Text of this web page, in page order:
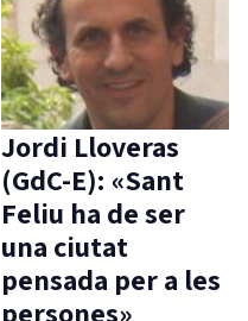
Jordi Lloveras
(GdC-E): «Sant
Feliu ha de ser
una ciutat
pensada per a les
persones»